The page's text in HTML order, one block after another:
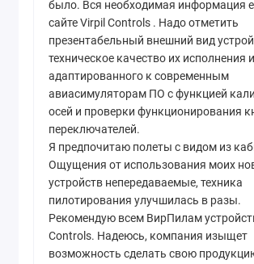
было. Вся необходимая информация
сайте Virpil Controls . Надо отметить
презентабельный внешний вид
техническое качество их исполнения
адаптированного к современным
авиасимуляторам ПО с функцией
осей и проверки функционирования
переключателей.
Я предпочитаю полеты с видом из
Ощущения от использования моих
устройств непередаваемые, техника
пилотирования улучшилась в разы.
Рекомендую всем ВирПилам
Controls. Надеюсь, компания изыщет
возможность сделать свою